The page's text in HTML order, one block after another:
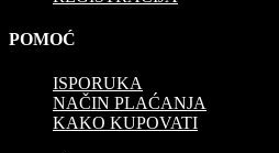
POMOĆ
ISPORUKA
NAČIN PLAĆANJA
KAKO KUPOVATI